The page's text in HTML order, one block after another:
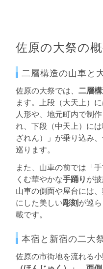
佐原の大祭の
二層構造の山車と
佐原の大祭では、 二層
ます。上段（大天上）
人形や、地元町内で制
れ、下段（中天上）に
ざれん）」が乗り込み
巡ります。
また、山車の前では「
くむ華やかな手踊りが
山車の側面や屋台には
にした美しい彫刻が巡
載です。
本宿と新宿の二大
佐原の市街地を流れる小